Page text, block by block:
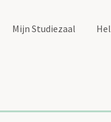
Mijn Studiezaal